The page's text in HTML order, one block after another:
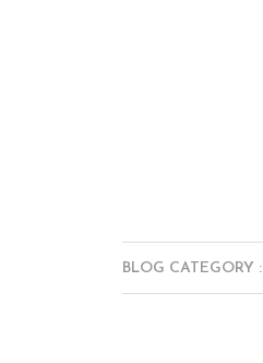
BLOG CATEGORY :